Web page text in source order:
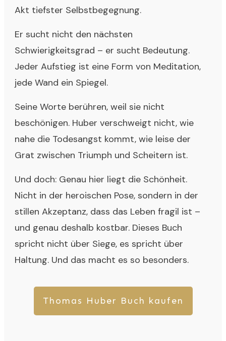
Akt tiefster Selbstbegegnung.
Er sucht nicht den nächsten
Schwierigkeitsgrad – er sucht Bedeutung.
Jeder Aufstieg ist eine Form von Meditation,
jede Wand ein Spiegel.
Seine Worte berühren, weil sie nicht
beschönigen. Huber verschweigt nicht, wie
nahe die Todesangst kommt, wie leise der
Grat zwischen Triumph und Scheitern ist.
Und doch: Genau hier liegt die Schönheit.
Nicht in der heroischen Pose, sondern in der
stillen Akzeptanz, dass das Leben fragil ist –
und genau deshalb kostbar. Dieses Buch
spricht nicht über Siege, es spricht über
Haltung. Und das macht es so besonders.
Thomas Huber Buch kaufen